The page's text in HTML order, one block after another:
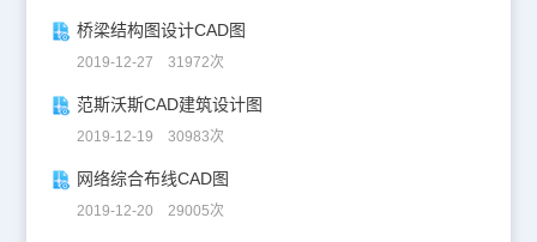
桥梁结构图设计CAD图
2019-12-27 31972次
范斯沃斯CAD建筑设计图
2019-12-19 30983次
网络综合布线CAD图
2019-12-20 29005次